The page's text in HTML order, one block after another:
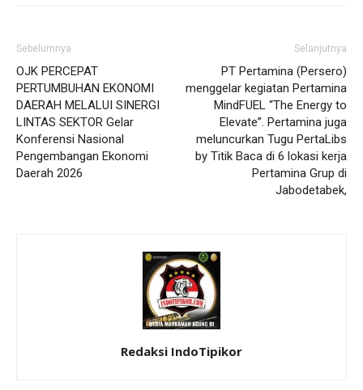
Sebelumnya
OJK PERCEPAT
PERTUMBUHAN EKONOMI
DAERAH MELALUI SINERGI
LINTAS SEKTOR Gelar
Konferensi Nasional
Pengembangan Ekonomi
Daerah 2026
Selanjutnya
PT Pertamina (Persero)
menggelar kegiatan Pertamina
MindFUEL “The Energy to
Elevate”. Pertamina juga
meluncurkan Tugu PertaLibs
by Titik Baca di 6 lokasi kerja
Pertamina Grup di
Jabodetabek,
Redaksi IndoTipikor